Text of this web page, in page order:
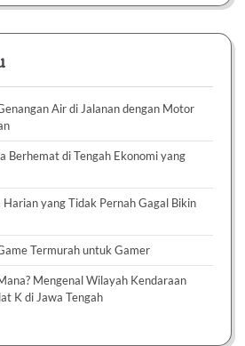
Air di Jalanan dengan Motor
Berhemat di Tengah Ekonomi yang
yang Tidak Pernah Gagal Bikin
Termurah untuk Gamer
Mengenal Wilayah Kendaraan
K di Jawa Tengah